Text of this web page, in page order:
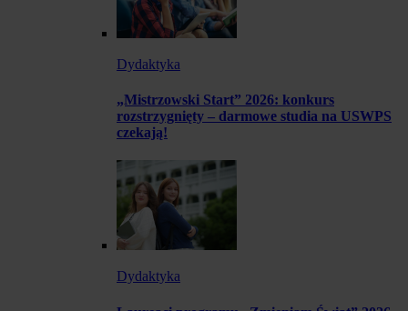
Dydaktyka
„Mistrzowski Start” 2026: konkurs
rozstrzygnięty – darmowe studia na USWPS
czekają!
Dydaktyka